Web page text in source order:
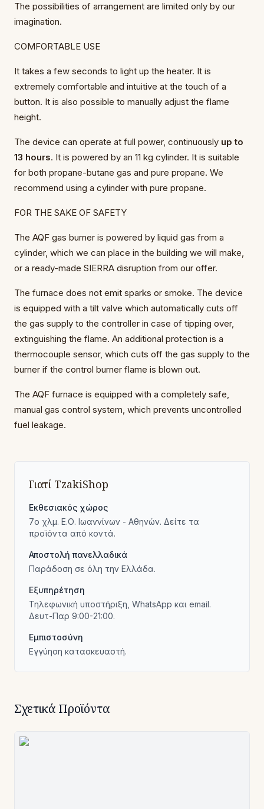
The possibilities of arrangement are limited only by our
imagination.
COMFORTABLE USE
It takes a few seconds to light up the heater. It is
extremely comfortable and intuitive at the touch of a
button. It is also possible to manually adjust the flame
height.
The device can operate at full power, continuously up to
13 hours. It is powered by an 11 kg cylinder. It is suitable
for both propane-butane gas and pure propane. We
recommend using a cylinder with pure propane.
FOR THE SAKE OF SAFETY
The AQF gas burner is powered by liquid gas from a
cylinder, which we can place in the building we will make,
or a ready-made SIERRA disruption from our offer.
The furnace does not emit sparks or smoke. The device
is equipped with a tilt valve which automatically cuts off
the gas supply to the controller in case of tipping over,
extinguishing the flame. An additional protection is a
thermocouple sensor, which cuts off the gas supply to the
burner if the control burner flame is blown out.
The AQF furnace is equipped with a completely safe,
manual gas control system, which prevents uncontrolled
fuel leakage.
Γιατί TzakiShop
Εκθεσιακός χώρος
7ο χλμ. Ε.Ο. Ιωαννίνων - Αθηνών. Δείτε τα
προϊόντα από κοντά.
Αποστολή πανελλαδικά
Παράδοση σε όλη την Ελλάδα.
Εξυπηρέτηση
Τηλεφωνική υποστήριξη, WhatsApp και email.
Δευτ-Παρ 9:00-21:00.
Εμπιστοσύνη
Εγγύηση κατασκευαστή.
Σχετικά Προϊόντα